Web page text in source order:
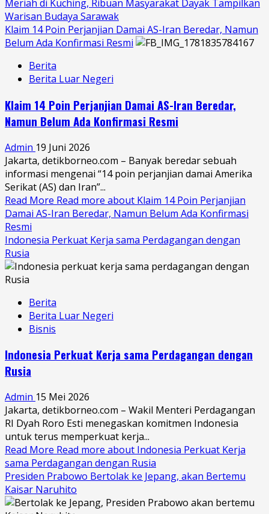
Meriah di Kuching, Ribuan Masyarakat Dayak Tampilkan
Warisan Budaya Sarawak
Klaim 14 Poin Perjanjian Damai AS-Iran Beredar, Namun
Belum Ada Konfirmasi Resmi
Berita
Berita Luar Negeri
Klaim 14 Poin Perjanjian Damai AS-Iran Beredar,
Namun Belum Ada Konfirmasi Resmi
Admin 19 Juni 2026
Jakarta, detikborneo.com – Banyak beredar sebuah
informasi mengenai “14 poin perjanjian damai Amerika
Serikat (AS) dan Iran”...
Read More Read more about Klaim 14 Poin Perjanjian
Damai AS-Iran Beredar, Namun Belum Ada Konfirmasi
Resmi
Indonesia Perkuat Kerja sama Perdagangan dengan
Rusia
Berita
Berita Luar Negeri
Bisnis
Indonesia Perkuat Kerja sama Perdagangan dengan
Rusia
Admin 15 Mei 2026
Jakarta, detikborneo.com – Wakil Menteri Perdagangan
RI Dyah Roro Esti menegaskan komitmen Indonesia
untuk terus memperkuat kerja...
Read More Read more about Indonesia Perkuat Kerja
sama Perdagangan dengan Rusia
Presiden Prabowo Bertolak ke Jepang, akan Bertemu
Kaisar Naruhito